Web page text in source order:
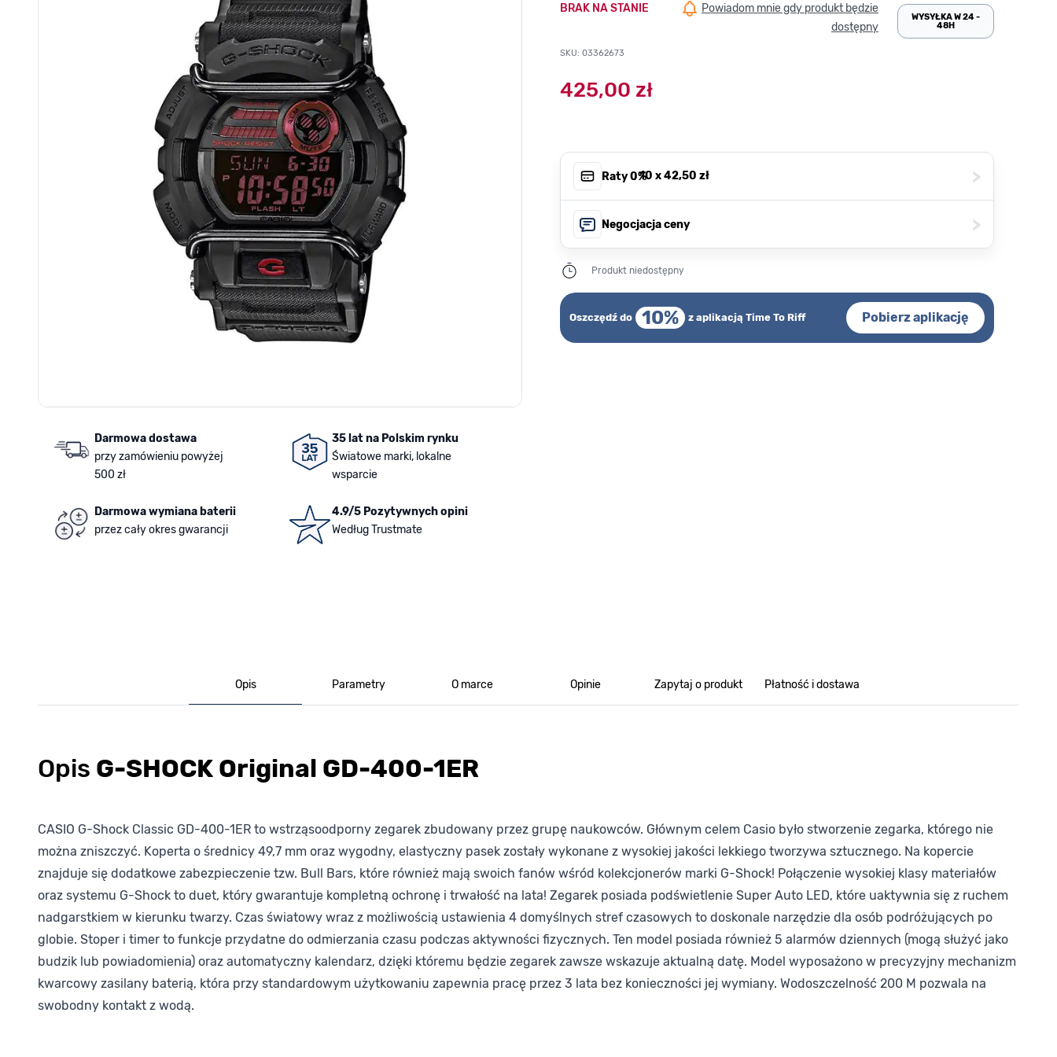
Darmowa dostawa
przy zamówieniu powyżej
500 zł
35 lat na Polskim rynku
Światowe marki, lokalne
wsparcie
Darmowa wymiana baterii
przez cały okres gwarancji
4.9/5 Pozytywnych opini
Według Trustmate
BRAK NA STANIE
Powiadom mnie gdy produkt będzie
dostępny
SKU: 03362673
WYSYŁKA W 24 -
48H
425,00 zł
Raty 0%, 10 x42,50 zł >
Negocjacja ceny >
Produkt niedostępny
Oszczędź do 10% z aplikacją Time To Riff Pobierz aplikację
Opis Parametry O marce Opinie Zapytaj o produkt Płatność i dostawa
Opis G-SHOCK Original GD-400-1ER
CASIO G-Shock Classic GD-400-1ER to wstrząsoodporny zegarek zbudowany przez grupę naukowców. Głównym celem Casio było stworzenie zegarka, którego nie
można zniszczyć. Koperta o średnicy 49,7 mm oraz wygodny, elastyczny pasek zostały wykonane z wysokiej jakości lekkiego tworzywa sztucznego. Na kopercie
znajduje się dodatkowe zabezpieczenie tzw. Bull Bars, które również mają swoich fanów wśród kolekcjonerów marki G-Shock! Połączenie wysokiej klasy materiałów
oraz systemu G-Shock to duet, który gwarantuje kompletną ochronę i trwałość na lata! Zegarek posiada podświetlenie Super Auto LED, które uaktywnia się z ruchem
nadgarstkiem w kierunku twarzy. Czas światowy wraz z możliwością ustawienia 4 domyślnych stref czasowych to doskonale narzędzie dla osób podróżujących po
globie. Stoper i timer to funkcje przydatne do odmierzania czasu podczas aktywności fizycznych. Ten model posiada również 5 alarmów dziennych (mogą służyć jako
budzik lub powiadomienia) oraz automatyczny kalendarz, dzięki któremu będzie zegarek zawsze wskazuje aktualną datę. Model wyposażono w precyzyjny mechanizm
kwarcowy zasilany baterią, która przy standardowym użytkowaniu zapewnia pracę przez 3 lata bez konieczności jej wymiany. Wodoszczelność 200 M pozwala na
swobodny kontakt z wodą.